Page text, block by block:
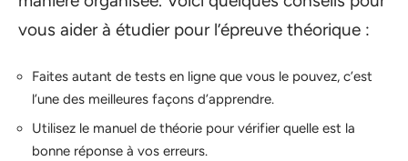
vous aider à étudier pour l’épreuve théorique :
Faites autant de tests en ligne que vous le pouvez, c’est
l’une des meilleures façons d’apprendre.
Utilisez le manuel de théorie pour vérifier quelle est la
bonne réponse à vos erreurs.